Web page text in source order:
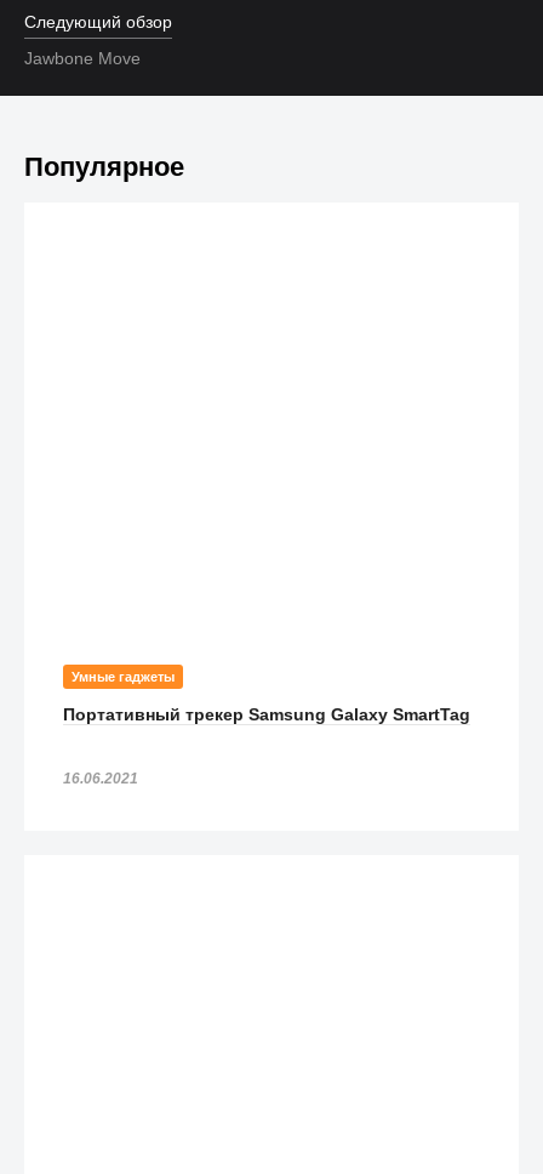
Следующий обзор
Jawbone Move
Популярное
Умные гаджеты
Портативный трекер Samsung Galaxy SmartTag
16.06.2021